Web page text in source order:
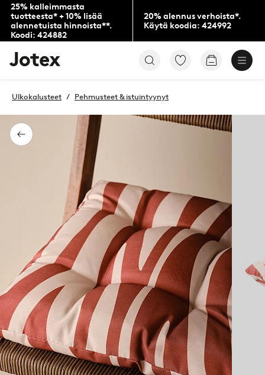
25% kalleimmasta
tuotteesta* + 10% lisää
alennetuista hinnoista**.
Koodi: 424882
20% alennus verhoista*.
Käytä koodia: 424992
Jotex-
logo
aloitussivulle
Siirry
Siirry
Takaisin
Ulkokalusteet Pehmusteet & istuintyynyt